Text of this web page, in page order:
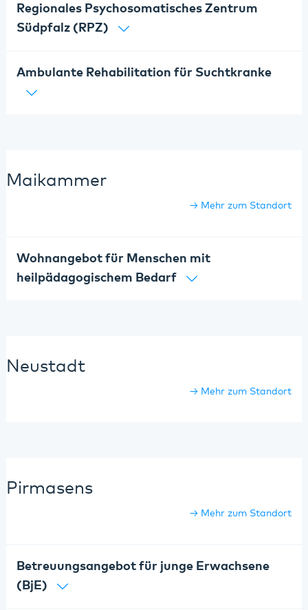
Regionales Psychosomatisches Zentrum
Südpfalz (RPZ)
Ambulante Rehabilitation für Suchtkranke
Maikammer
Mehr zum Standort
Wohnangebot für Menschen mit
heilpädagogischem Bedarf
Neustadt
Mehr zum Standort
Pirmasens
Mehr zum Standort
Betreuungsangebot für junge Erwachsene
(BjE)